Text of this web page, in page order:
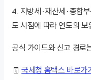
4. 지방세·재산세·종합
도 시점에 따라 연도의 보
공식 가이드와 신고 경로
🧾국세청 홈택스 바로가